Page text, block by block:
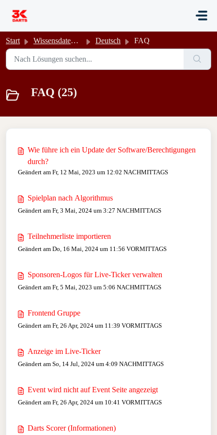
Start Wissensdatenbank Deutsch FAQ
FAQ (25)
Wie führe ich ein Update der Software/Berechtigungen
durch?
Geändert am Fr, 12 Mai, 2023 um 12:02 NACHMITTAGS
Spielplan nach Algorithmus
Geändert am Fr, 3 Mai, 2024 um 3:27 NACHMITTAGS
Teilnehmerliste importieren
Geändert am Do, 16 Mai, 2024 um 11:56 VORMITTAGS
Sponsoren-Logos für Live-Ticker verwalten
Geändert am Fr, 5 Mai, 2023 um 5:06 NACHMITTAGS
Frontend Gruppe
Geändert am Fr, 26 Apr, 2024 um 11:39 VORMITTAGS
Anzeige im Live-Ticker
Geändert am So, 14 Jul, 2024 um 4:09 NACHMITTAGS
Event wird nicht auf Event Seite angezeigt
Geändert am Fr, 26 Apr, 2024 um 10:41 VORMITTAGS
Darts Scorer (Informationen)